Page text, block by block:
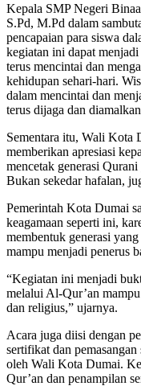
Kepala SMP Negeri
S.Pd, M.Pd dalam
pencapaian para siswa
kegiatan ini dapat
terus mencintai dan
kehidupan sehari-hari.
dalam mencintai dan
terus dijaga dan
Sementara itu, Wali
memberikan apresiasi
mencetak generasi
Bukan sekedar hafalan,
Pemerintah Kota Dumai
keagamaan seperti ini,
membentuk generasi
mampu menjadi penerus
“Kegiatan ini menjadi
melalui Al-Qur’an
dan religius,” ujarnya.
Acara juga diisi dengan
sertifikat dan
oleh Wali Kota Dumai.
Qur’an dan penampilan